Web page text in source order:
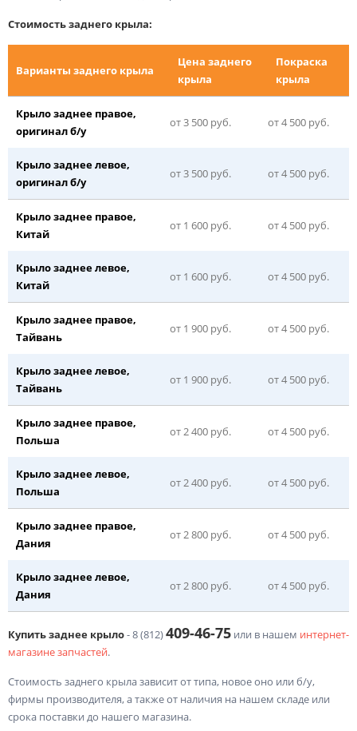
Стоимость заднего крыла:
Варианты заднего крыла
Цена заднего
крыла
Покраска
крыла
Крыло заднее правое,
оригинал б/у
от 3 500 руб. от 4 500 руб.
Крыло заднее левое,
оригинал б/у
от 3 500 руб. от 4 500 руб.
Крыло заднее правое,
Китай
от 1 600 руб. от 4 500 руб.
Крыло заднее левое,
Китай
от 1 600 руб. от 4 500 руб.
Крыло заднее правое,
Тайвань
от 1 900 руб. от 4 500 руб.
Крыло заднее левое,
Тайвань
от 1 900 руб. от 4 500 руб.
Крыло заднее правое,
Польша
от 2 400 руб. от 4 500 руб.
Крыло заднее левое,
Польша
от 2 400 руб. от 4 500 руб.
Крыло заднее правое,
Дания
от 2 800 руб. от 4 500 руб.
Крыло заднее левое,
Дания
от 2 800 руб. от 4 500 руб.
Купить заднее крыло-8 (812)409-46-75 или в нашем интернет-
магазине запчастей.
Стоимость заднего крыла зависит от типа, новое оно или б/у,
фирмы производителя, а также от наличия на нашем складе или
срока поставки до нашего магазина.